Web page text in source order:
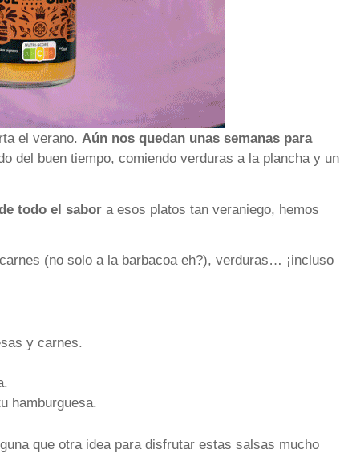
el verano.Aún nos quedan unas semanas para
del buen tiempo, comiendo verduras a la plancha y un
todo el sabor a esos platos tan veraniego, hemos
(no solo a la barbacoa eh?), verduras… ¡incluso
y carnes.
hamburguesa.
que otra idea para disfrutar estas salsas mucho